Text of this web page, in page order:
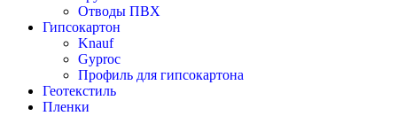
Отводы ПВХ
Гипсокартон
Knauf
Gyproc
Профиль для гипсокартона
Геотекстиль
Пленки